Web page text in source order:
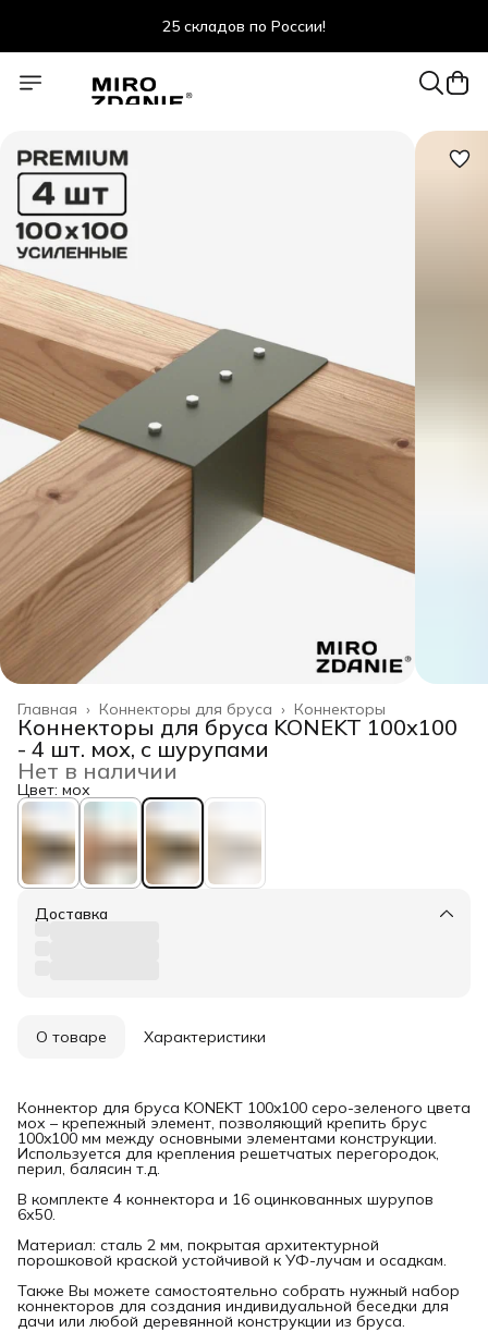
25 складов по России!
скидки до 47% весь июль!
Коннекторы
Коннекторы для бруса ›
Главная ›
Коннекторы для бруса KONEKT 100x100
- 4 шт. мох, с шурупами
Нет в наличии
Цвет: мох
Доставка
О товаре Характеристики
Коннектор для бруса KONEKT 100x100 серо-зеленого цвета
мох – крепежный элемент, позволяющий крепить брус
100x100 мм между основными элементами конструкции.
Используется для крепления решетчатых перегородок,
перил, балясин т.д.
В комплекте 4 коннектора и 16 оцинкованных шурупов
6х50.
Материал: сталь 2 мм, покрытая архитектурной
порошковой краской устойчивой к УФ-лучам и осадкам.
Также Вы можете самостоятельно собрать нужный набор
коннекторов для создания индивидуальной беседки для
дачи или любой деревянной конструкции из бруса.